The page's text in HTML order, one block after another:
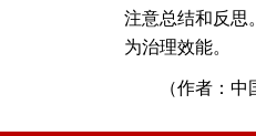
注意总结和反思
为治理效能。
（作者 ： 中